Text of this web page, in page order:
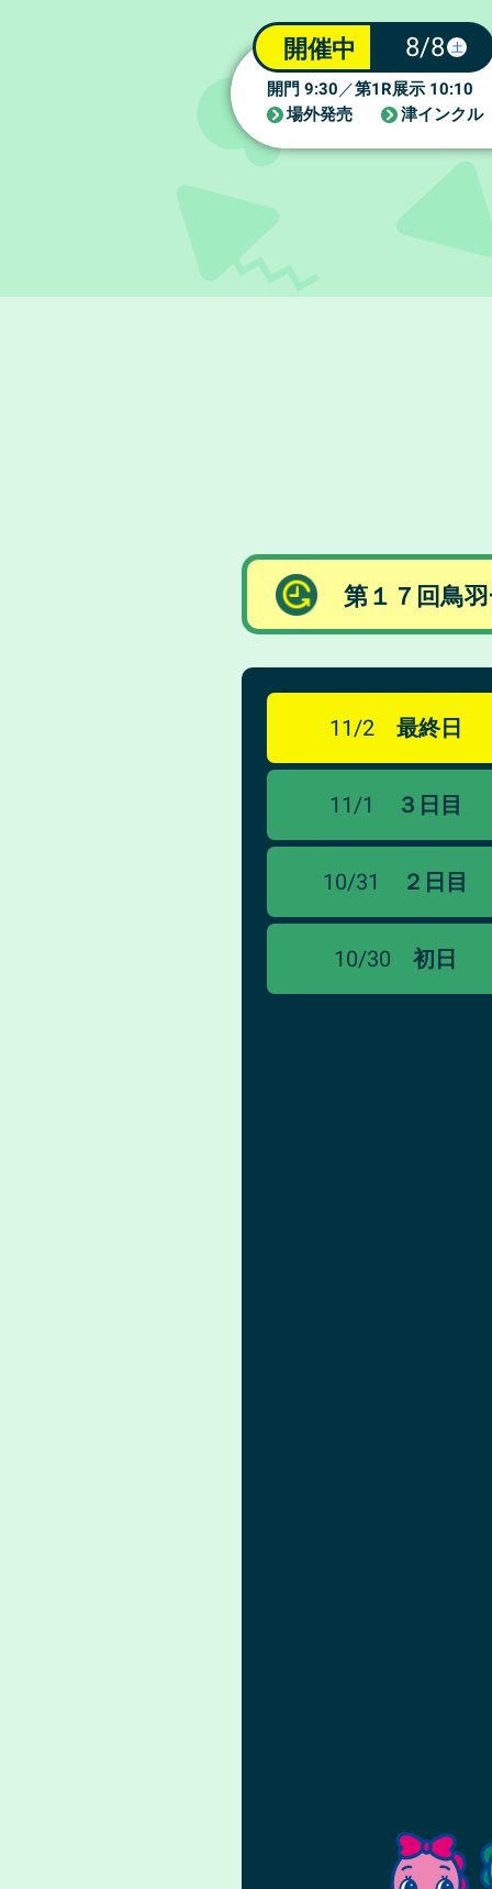
開催中 8/8 土
開門 9:30 ／第1R展示 10:10
場外発売 津インクル
第１７回鳥
10/30 初日
10/31 ２日目
11/1 ３日目
11/2最終日